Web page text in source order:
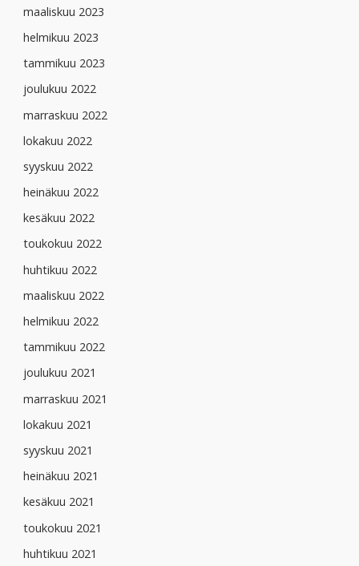
maaliskuu 2023
helmikuu 2023
tammikuu 2023
joulukuu 2022
marraskuu 2022
lokakuu 2022
syyskuu 2022
heinäkuu 2022
kesäkuu 2022
toukokuu 2022
huhtikuu 2022
maaliskuu 2022
helmikuu 2022
tammikuu 2022
joulukuu 2021
marraskuu 2021
lokakuu 2021
syyskuu 2021
heinäkuu 2021
kesäkuu 2021
toukokuu 2021
huhtikuu 2021